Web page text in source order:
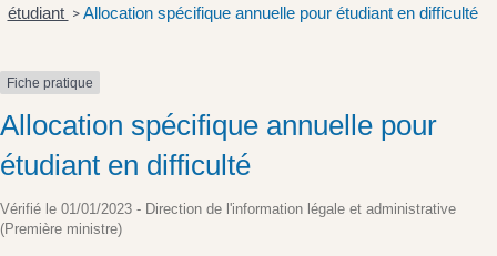
étudiant > Allocation spécifique annuelle pour étudiant en difficulté
Fiche pratique
Allocation spécifique annuelle pour
étudiant en difficulté
Vérifié le 01/01/2023 - Direction de l'information légale et administrative
(Première ministre)